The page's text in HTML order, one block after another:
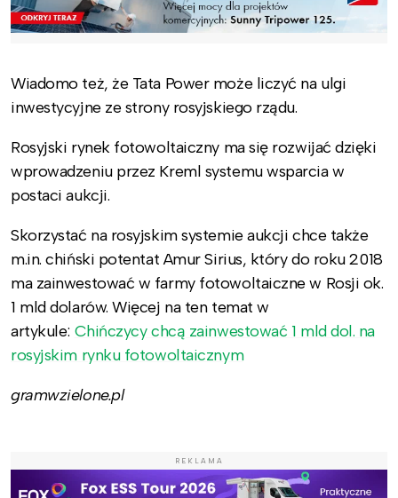
Wiadomo też, że Tata Power może liczyć na ulgi
inwestycyjne ze strony rosyjskiego rządu.
Rosyjski rynek fotowoltaiczny ma się rozwijać dzięki
wprowadzeniu przez Kreml systemu wsparcia w
postaci aukcji.
Skorzystać na rosyjskim systemie aukcji chce także
m.in. chiński potentat Amur Sirius, który do roku 2018
ma zainwestować w farmy fotowoltaiczne w Rosji ok.
1 mld dolarów. Więcej na ten temat w
artykule: Chińczycy chcą zainwestować 1 mld dol. na
rosyjskim rynku fotowoltaicznym
gramwzielone.pl
REKLAMA